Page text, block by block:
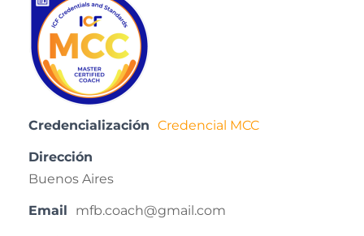
Credencialización Credencial MCC
Dirección
Buenos Aires
Email mfb.coach@gmail.com